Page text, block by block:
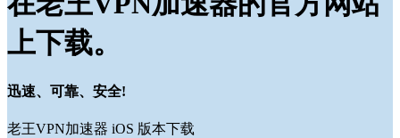
上下载。
迅速、可靠、安全!
老王VPN加速器 iOS 版本下载